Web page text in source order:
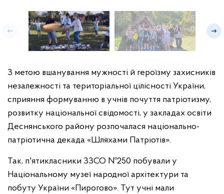
З метою вшанування мужності й героїзму захисників
незалежності та територіальної цілісності України,
сприяння формуванню в учнів почуття патріотизму,
розвитку національної свідомості, у закладах освіти
Деснянського району розпочалася національно-
патріотична декада «Шляхами Патріотів».
Так, п'ятикласники ЗЗСО №250 побували у
Національному музеї народної архітектури та
побуту України «Пирогово». Тут учні мали